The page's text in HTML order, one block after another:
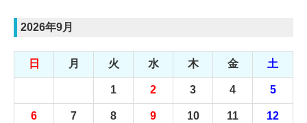
2026年9月
日 月 火 水 木 金 土
1 2 3 4 5
6 7 8 9 10 11 12